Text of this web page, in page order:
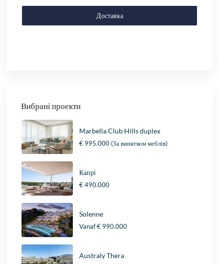
Доставка
Вибрані проекти
Marbella Club Hills duplex
€ 995.000(За винятком меблів)
Капрі
€ 490.000
Solenne
Vanaf€ 990.000
Australy Thera